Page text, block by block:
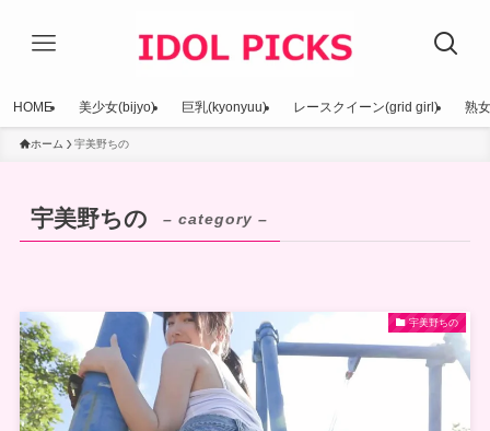
HOME 美少女(bijyo) 巨乳(kyonyuu) レースクイーン(grid girl) 熟
ホーム 宇美野ちの
宇美野ちの – category –
宇美野ちの